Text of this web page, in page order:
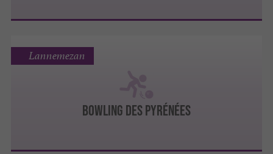
BOWLING DES PYRÉNÉES
Lannemezan